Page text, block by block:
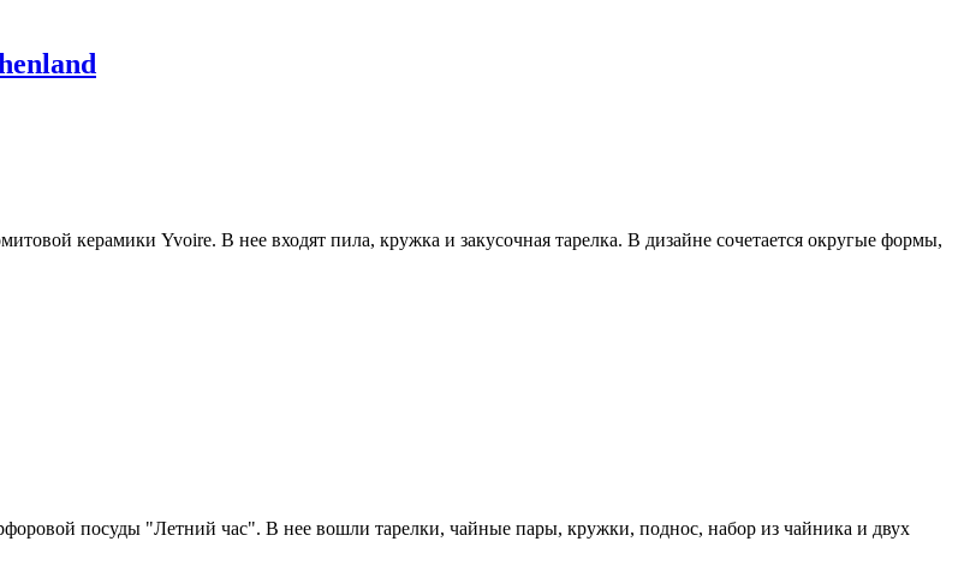
керамики Yvoire. В нее входят пила, кружка и закусочная тарелка. В дизайне сочетается округые формы,
посуды "Летний час". В нее вошли тарелки, чайные пары, кружки, поднос, набор из чайника и двух